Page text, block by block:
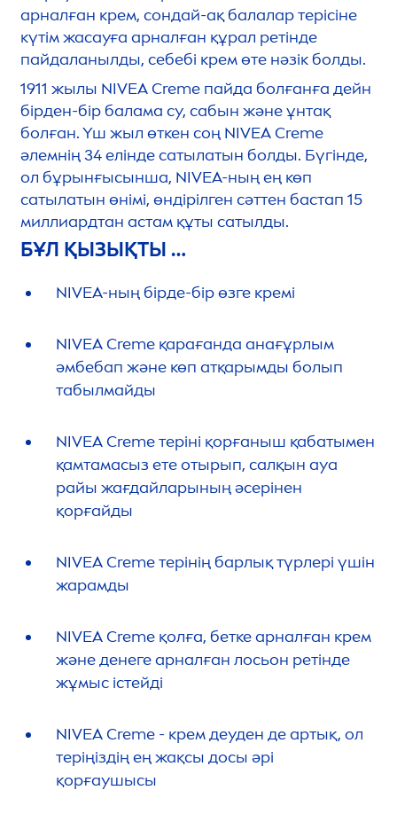
арналған крем, сондай-ақ балалар терісіне
күтім жасауға арналған құрал ретінде
пайдаланылды, себебі крем өте нәзік болды.
1911 жылы NIVEA Creme пайда болғанға дейн
бірден-бір балама су, сабын және ұнтақ
болған. Үш жыл өткен соң NIVEA Creme
әлемнің 34 елінде сатылатын болды. Бүгінде,
ол бұрынғысынша, NIVEA-ның ең көп
сатылатын өнімі, өндірілген сәттен бастап 15
миллиардтан астам құты сатылды.
БҰЛ ҚЫЗЫҚТЫ …
NIVEA-ның бірде-бір өзге кремі
NIVEA Creme қарағанда анағұрлым
әмбебап және көп атқарымды болып
табылмайды
NIVEA Cremeтеріні қорғаныш қабатымен
қамтамасыз ете отырып, салқын ауа
райы жағдайларының әсерінен
қорғайды
NIVEA Cremeтерінің барлық түрлері үшін
жарамды
NIVEA Creme қолға, бетке арналған крем
және денеге арналған лосьон ретінде
жұмыс істейді
NIVEA Creme - крем деуден де артық, ол
теріңіздің ең жақсы досы әрі
қорғаушысы